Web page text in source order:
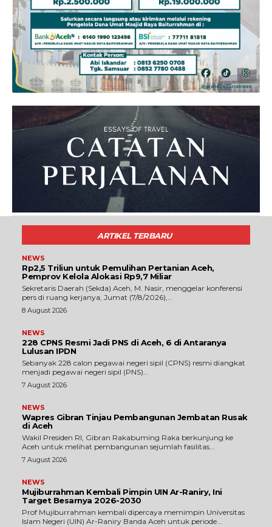
ARTIKEL TERBARU
NEWS
Rp2,5 Triliun untuk Pemulihan Pertanian Aceh,
Pemprov Kelola Alokasi Rp9,7 Miliar
‎Sekretaris Daerah (Sekda) Aceh, M. Nasir, menggelar konferensi
pers di ruang kerjanya, Jumat (7/8/2026),...
8 August 2026
NEWS
228 CPNS Resmi Jadi PNS di Aceh, 6 di Antaranya
Lulusan IPDN
Sebanyak 228 calon pegawai negeri sipil (CPNS) resmi diangkat
menjadi pegawai negeri sipil (PNS)...
7 August 2026
NEWS
Wapres Gibran Tinjau Pembangunan Jembatan Rusak
di Aceh
Wakil Presiden RI, Gibran Rakabuming Raka berkunjung ke
Aceh untuk melihat pembangunan sejumlah fasilitas...
7 August 2026
NEWS
Mujiburrahman Kembali Pimpin UIN Ar-Raniry, Ini
Target Besarnya 2026-2030
Prof Mujiburrahman kembali dipercaya memimpin Universitas
Islam Negeri (UIN) Ar-Raniry Banda Aceh untuk periode...